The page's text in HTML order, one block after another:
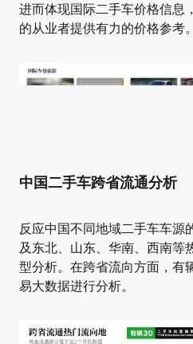
进而体现国际二手车价格信息
的从业者提供有力的价格参考。
中国二手车跨省流通分析
反应中国不同地域二手车车源
及东北、山东、华南、西南等
型分析。在跨省流向方面，有
易大数据进行分析。